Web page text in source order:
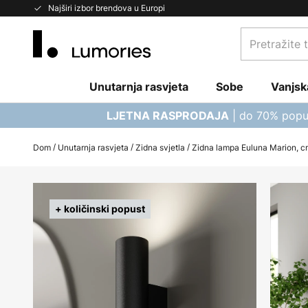
Najširi izbor brendova u Europi
Skip
Pretražite
trgovinu...
Unutarnja rasvjeta Sobe
LJETNA RASPRODAJA | do 70%
Dom Unutarnja rasvjeta Zidna svjetla Zidna lampa Euluna Marion,
+ količinski popust
the
end
images